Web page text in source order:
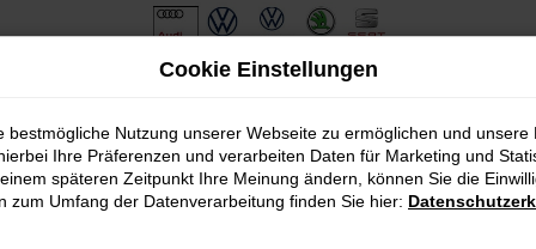
Cookie Einstellungen
bestmögliche Nutzung unserer Webseite zu ermöglichen und unsere
Ihre Präferenzen und verarbeiten Daten für Marketing und
späteren Zeitpunkt Ihre Meinung ändern, können Sie die
zum Umfang der Datenverarbeitung finden Sie hier: